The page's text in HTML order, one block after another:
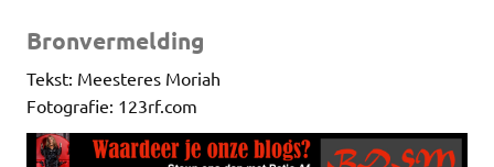
Bronvermelding
Tekst: Meesteres Moriah
Fotografie: 123rf.com